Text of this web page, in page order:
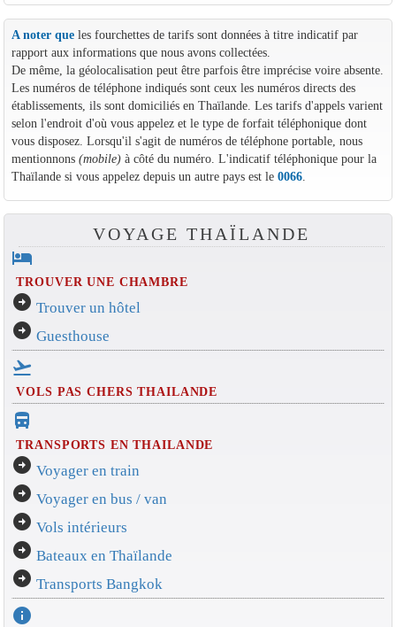
A noter queles fourchettes de tarifs sont données à titre indicatif par
rapport aux informations que nous avons collectées.
De même, la géolocalisation peut être parfois être imprécise voire absente.
Les numéros de téléphone indiqués sont ceux les numéros directs des
établissements, ils sont domiciliés en Thaïlande. Les tarifs d'appels varient
selon l'endroit d'où vous appelez et le type de forfait téléphonique dont
vous disposez. Lorsqu'il s'agit de numéros de téléphone portable, nous
mentionnons (mobile)à côté du numéro. L'indicatif téléphonique pour la
Thaïlande si vous appelez depuis un autre pays est le 0066.
VOYAGE THAÏLANDE
hotel
TROUVER UNE CHAMBRE
arrow_circle_right Trouver un hôtel
arrow_circle_right Guesthouse
flight_takeoff
VOLS PAS CHERS THAILANDE
directions_bus_filled
TRANSPORTS EN THAILANDE
arrow_circle_right Voyager en train
arrow_circle_right Voyager en bus / van
arrow_circle_right Vols intérieurs
arrow_circle_right Bateaux en Thaïlande
arrow_circle_right Transports Bangkok
info